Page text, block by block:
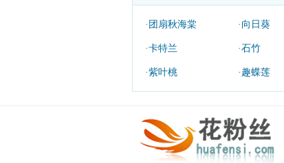
·团扇秋海棠 ·向日葵
·卡特兰 ·石竹
·紫叶桃 ·趣蝶莲